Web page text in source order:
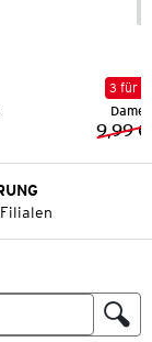
3 für 2
9,99 €